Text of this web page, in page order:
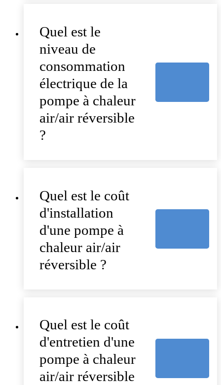
Quel est le
niveau de
consommation
électrique de la
pompe à chaleur
air/air réversible
?
Quel est le coût
d'installation
d'une pompe à
chaleur air/air
réversible ?
Quel est le coût
d'entretien d'une
pompe à chaleur
air/air réversible